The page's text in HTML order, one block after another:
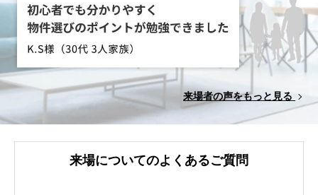
来場者の声をもっと見る
来場についてのよくあるご質問